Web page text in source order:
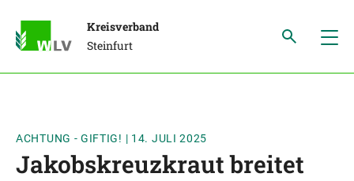
Kreisverband
Steinfurt
ACHTUNG - GIFTIG! | 14. JULI 2025
Jakobskreuzkraut breitet